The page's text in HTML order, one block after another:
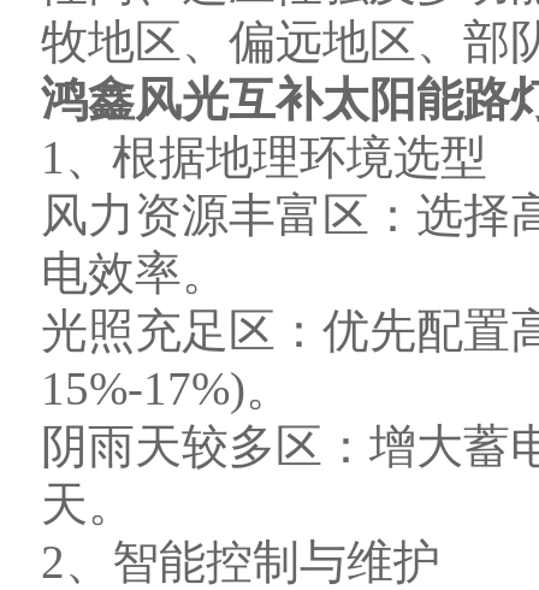
牧地区、偏远地区、部
鸿鑫风光互补太阳能路
1、根据地理环境选型
风力资源丰富区：选择
电效率。
光照充足区：优先配置
15%-17%)。
阴雨天较多区：增大蓄
天。
2、智能控制与维护